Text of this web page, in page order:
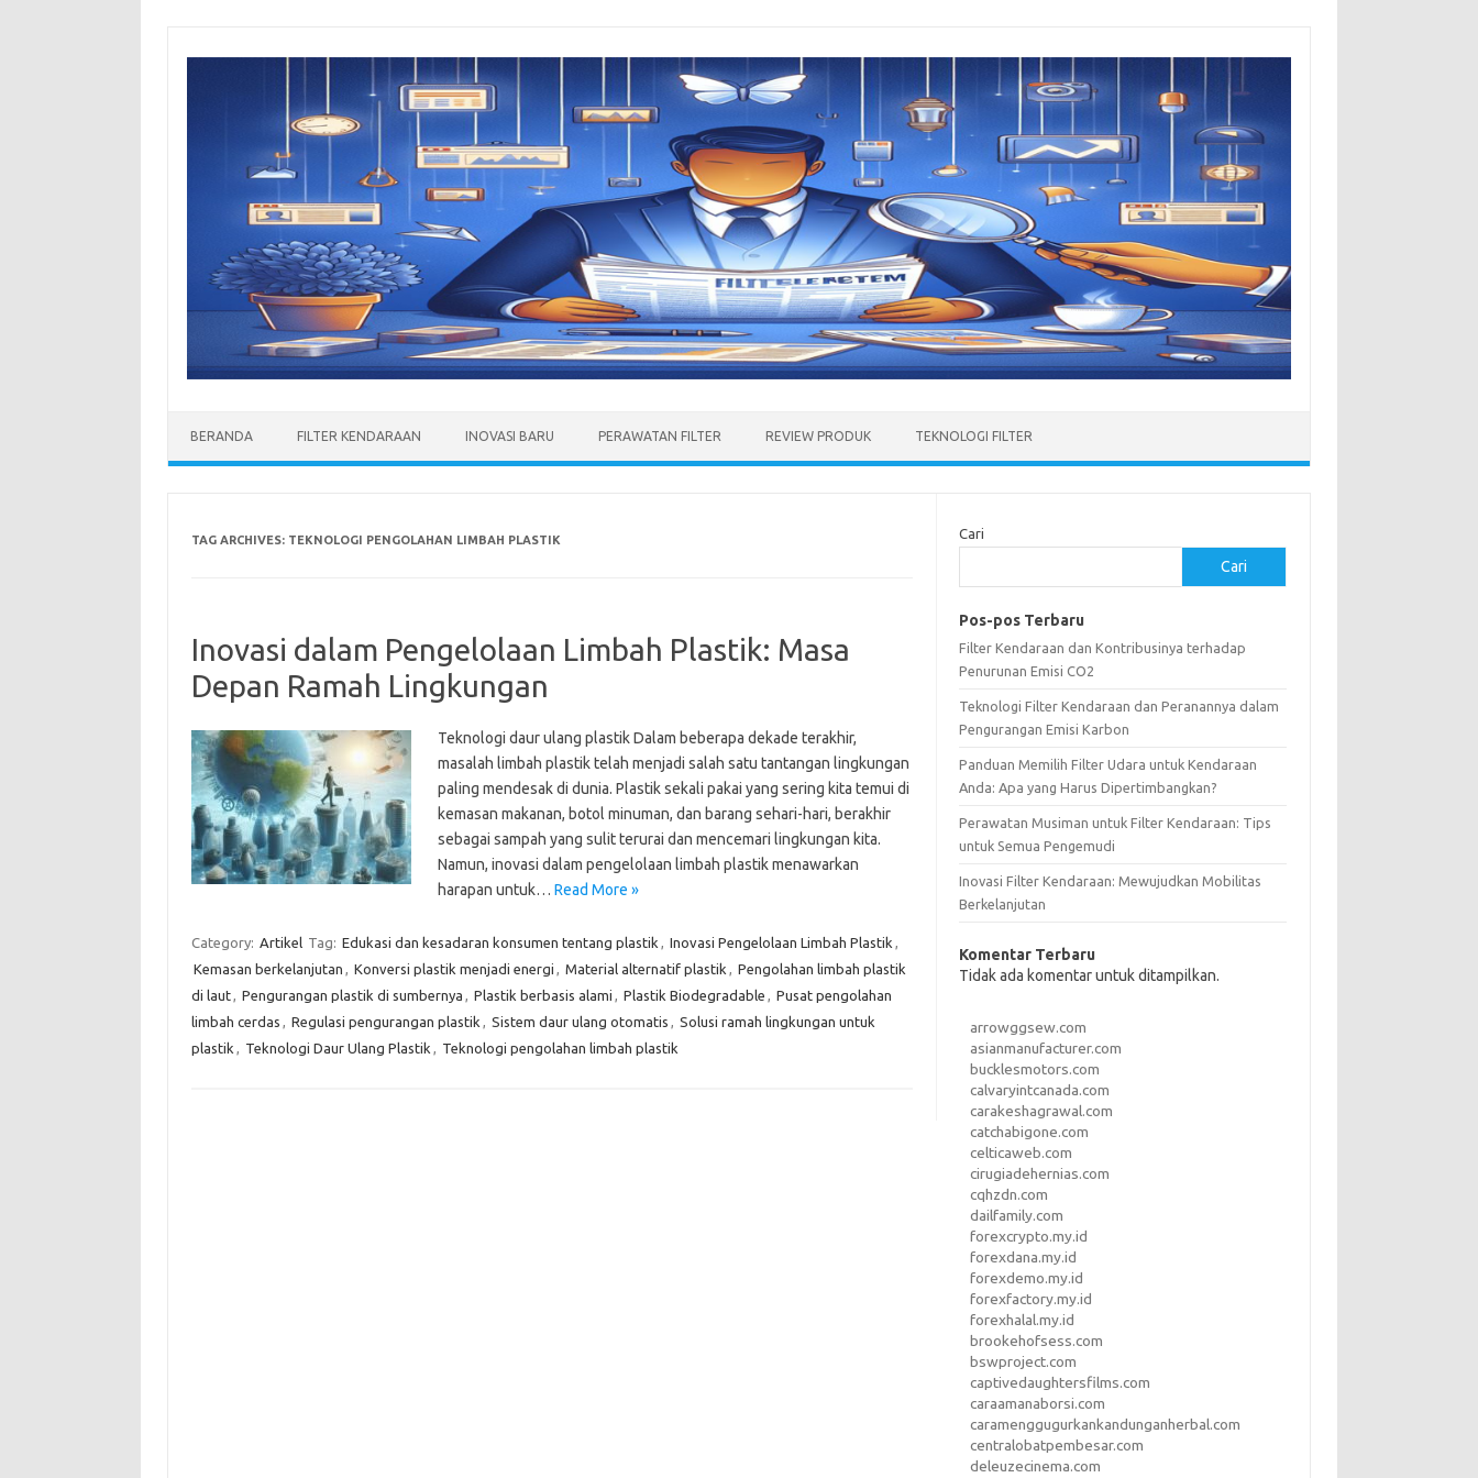
BERANDA FILTER KENDARAAN INOVASI BARU PERAWATAN FILTER REVIEW PRODUK TEKNOLOGI FILTER
TAG ARCHIVES: TEKNOLOGI PENGOLAHAN LIMBAH PLASTIK
Inovasi dalam Pengelolaan Limbah Plastik: Masa
Depan Ramah Lingkungan
Teknologi daur ulang plastik Dalam beberapa dekade terakhir,
masalah limbah plastik telah menjadi salah satu tantangan lingkungan
paling mendesak di dunia. Plastik sekali pakai yang sering kita temui di
kemasan makanan, botol minuman, dan barang sehari-hari, berakhir
sebagai sampah yang sulit terurai dan mencemari lingkungan kita.
Namun, inovasi dalam pengelolaan limbah plastik menawarkan
harapan untuk… Read More »
Category: Artikel Tag: Edukasi dan kesadaran konsumen tentang plastik , Inovasi Pengelolaan Limbah Plastik ,
Kemasan berkelanjutan , Konversi plastik menjadi energi , Material alternatif plastik , Pengolahan limbah plastik
di laut, Pengurangan plastik di sumbernya , Plastik berbasis alami , Plastik Biodegradable , Pusat pengolahan
limbah cerdas , Regulasi pengurangan plastik , Sistem daur ulang otomatis , Solusi ramah lingkungan untuk
plastik , Teknologi Daur Ulang Plastik , Teknologi pengolahan limbah plastik
Cari
Cari
Pos-pos Terbaru
Filter Kendaraan dan Kontribusinya terhadap
Penurunan Emisi CO2
Teknologi Filter Kendaraan dan Peranannya dalam
Pengurangan Emisi Karbon
Panduan Memilih Filter Udara untuk Kendaraan
Anda: Apa yang Harus Dipertimbangkan?
Perawatan Musiman untuk Filter Kendaraan: Tips
untuk Semua Pengemudi
Inovasi Filter Kendaraan: Mewujudkan Mobilitas
Berkelanjutan
Komentar Terbaru
Tidak ada komentar untuk ditampilkan.
arrowggsew.com
asianmanufacturer.com
bucklesmotors.com
calvaryintcanada.com
carakeshagrawal.com
catchabigone.com
celticaweb.com
cirugiadehernias.com
cqhzdn.com
dailfamily.com
forexcrypto.my.id
forexdana.my.id
forexdemo.my.id
forexfactory.my.id
forexhalal.my.id
brookehofsess.com
bswproject.com
captivedaughtersfilms.com
caraamanaborsi.com
caramenggugurkankandunganherbal.com
centralobatpembesar.com
deleuzecinema.com